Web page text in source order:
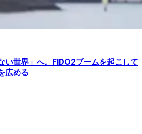
い世界」へ。FIDO2ブームを起こして
広める